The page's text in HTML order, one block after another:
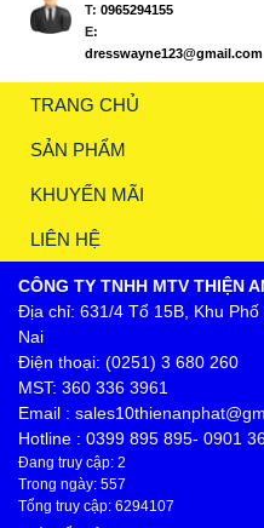
T: 0965294155
E:
dresswayne123@gmail.com
TRANG CHỦ
SẢN PHẨM
KHUYẾN MÃI
LIÊN HỆ
CÔNG TY TNHH MTV THIỆN
Địa chỉ: 631/4 Tổ 15B, Khu
Nai
Điện thoại: (0251) 3 680 260
MST: 360 336 3961
Email :
Hotline : 0399 895 895- 0901
Đang truy cập: 2
Trong ngày: 557
Tổng truy cập: 6294107